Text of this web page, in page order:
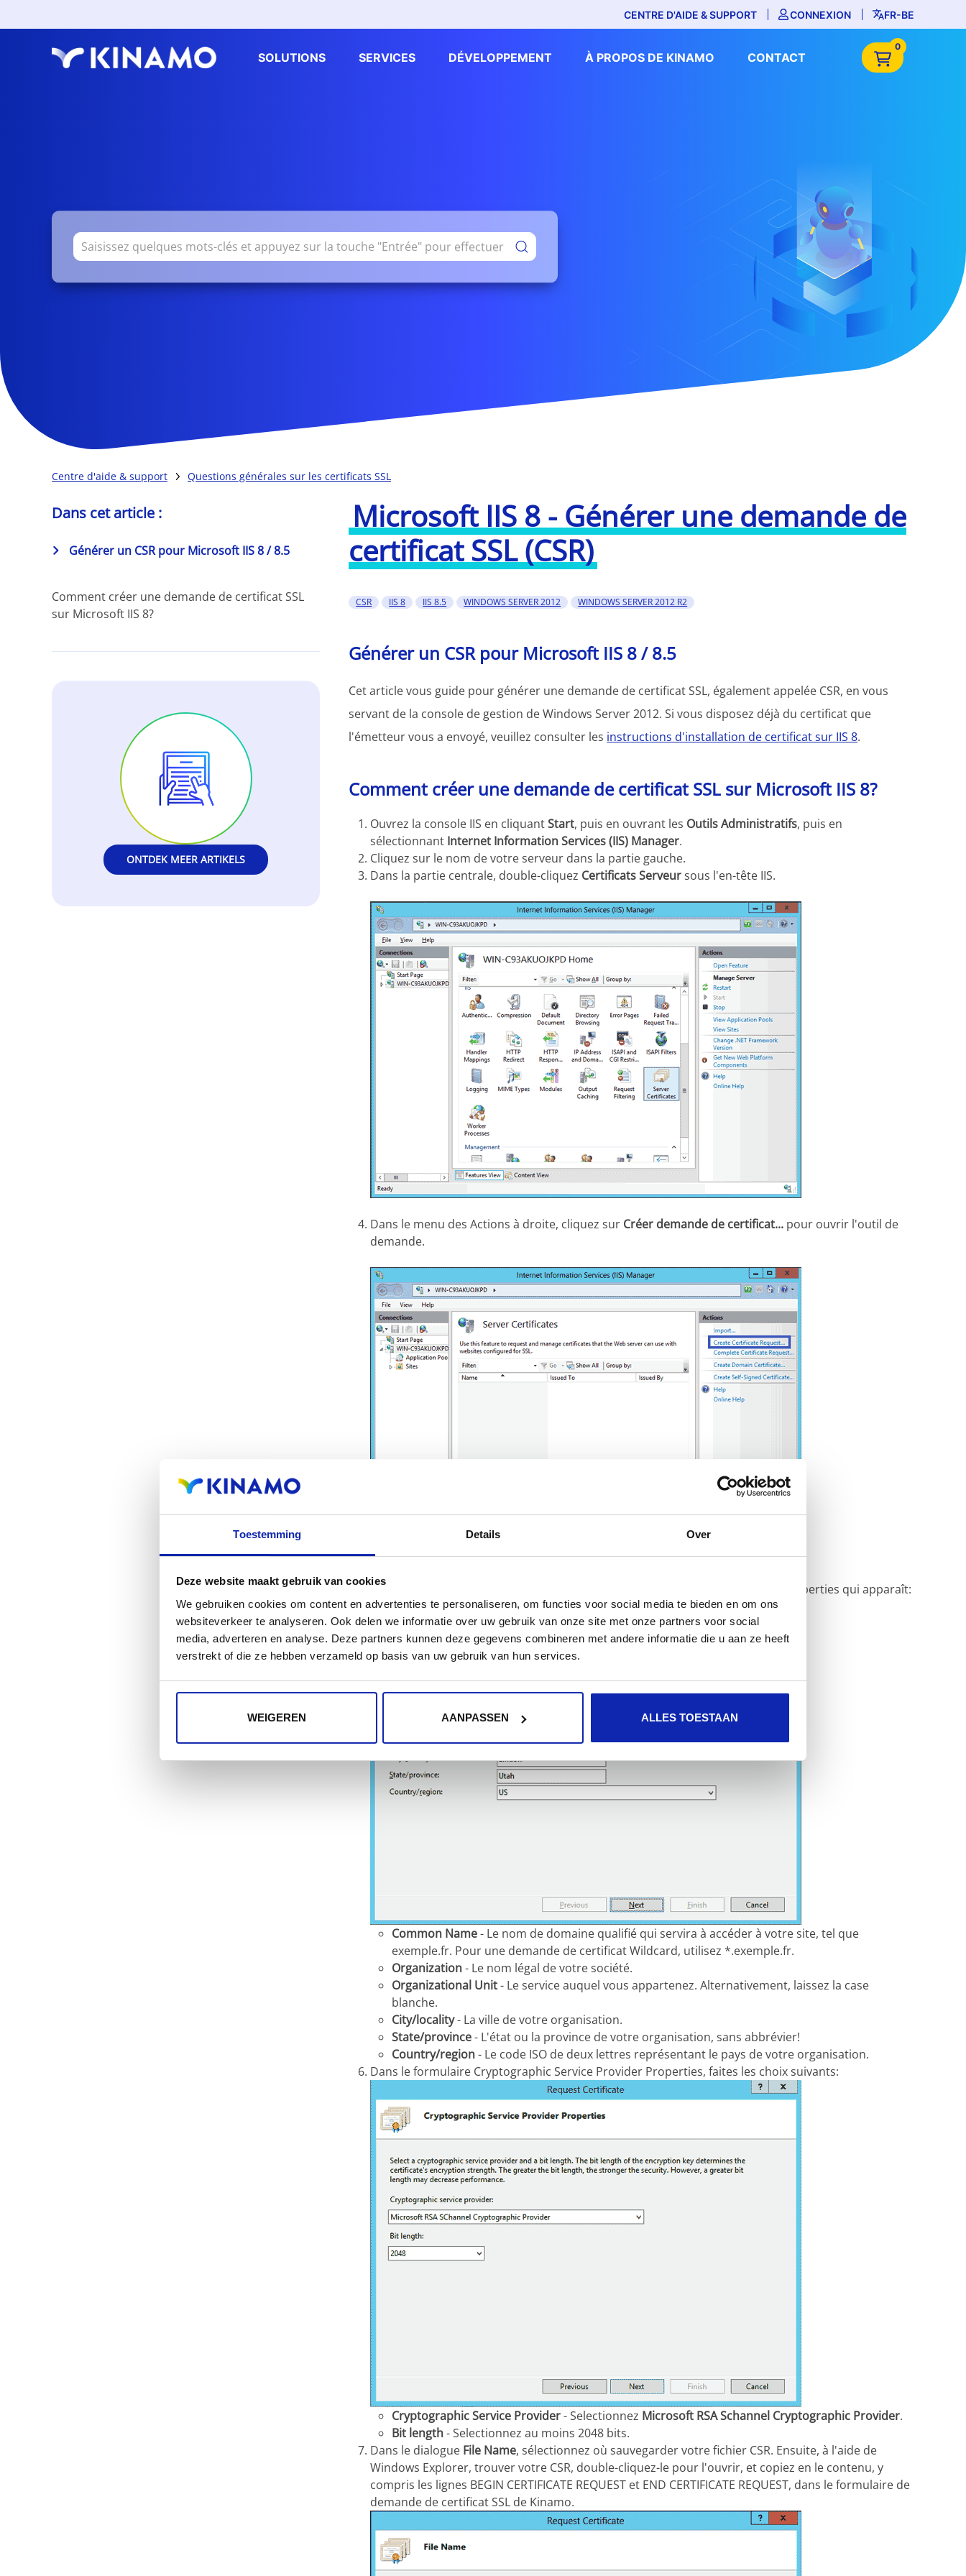
Toestemming Details Over
Deze website maakt gebruik van cookies
We gebruiken cookies om content en advertenties te personaliseren, om functies voor social media te bieden en om ons
websiteverkeer te analyseren. Ook delen we informatie over uw gebruik van onze site met onze partners voor social
media, adverteren en analyse. Deze partners kunnen deze gegevens combineren met andere informatie die u aan ze heeft
verstrekt of die ze hebben verzameld op basis van uw gebruik van hun services.
WEIGEREN AANPASSEN ALLES TOESTAAN
CENTRE D'AIDE & SUPPORT CONNEXION FR-BE
SOLUTIONS SERVICES DÉVELOPPEMENT À PROPOS DE KINAMO CONTACT
0
Centre d'aide & support Questions générales sur les certificats SSL
Dans cet article :
Générer un CSR pour Microsoft IIS 8 / 8.5
Comment créer une demande de certificat SSL
sur Microsoft IIS 8?
ONTDEK MEER ARTIKELS
Microsoft IIS 8 - Générer une demande de
certificat SSL (CSR)
CSR IIS 8 IIS 8.5 WINDOWS SERVER 2012 WINDOWS SERVER 2012 R2
Générer un CSR pour Microsoft IIS 8 / 8.5
Cet article vous guide pour générer une demande de certificat SSL, également appelée CSR, en vous
servant de la console de gestion de Windows Server 2012. Si vous disposez déjà du certificat que
l'émetteur vous a envoyé, veuillez consulter les instructions d'installation de certificat sur IIS 8.
Comment créer une demande de certificat SSL sur Microsoft IIS 8?
Ouvrez la console IIS en cliquantStart, puis en ouvrant les Outils Administratifs, puis en
sélectionnant Internet Information Services (IIS) Manager.
Cliquez sur le nom de votre serveur dans la partie gauche.
Dans la partie centrale, double-cliquez Certificats Serveursous l'en-tête IIS.
Dans le menu des Actions à droite, cliquez sur Créer demande de certificat... pour ouvrir l'outil de
demande.
Saissisez les informations suivantes dans le formulaire Distinguished Name Properties qui apparaît:
Common Name- Le nom de domaine qualifié qui servira à accéder à votre site, tel que
exemple.fr. Pour une demande de certificat Wildcard, utilisez *.exemple.fr.
Organization- Le nom légal de votre société.
Organizational Unit- Le service auquel vous appartenez. Alternativement, laissez la case
blanche.
City/locality- La ville de votre organisation.
State/province- L'état ou la province de votre organisation, sans abbrévier!
Country/region- Le code ISO de deux lettres représentant le pays de votre organisation.
Dans le formulaire Cryptographic Service Provider Properties, faites les choix suivants:
Cryptographic Service Provider- Selectionnez Microsoft RSA Schannel Cryptographic Provider.
Bit length- Selectionnez au moins 2048 bits.
Dans le dialogue File Name, sélectionnez où sauvegarder votre fichier CSR. Ensuite, à l'aide de
Windows Explorer, trouver votre CSR, double-cliquez-le pour l'ouvrir, et copiez en le contenu, y
compris les lignes BEGIN CERTIFICATE REQUEST et END CERTIFICATE REQUEST, dans le formulaire de
demande de certificat SSL de Kinamo.